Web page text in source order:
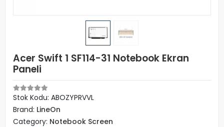
Acer Swift 1 SF114-31 Notebook Ekran
Paneli
Stok Kodu: ABOZYPRVVL
Brand: LineOn
Category: Notebook Screen